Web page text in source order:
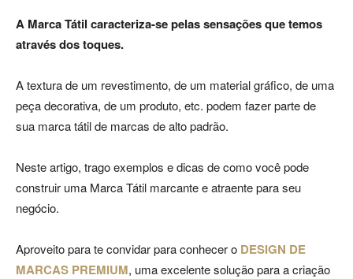
Rua
Haddock
Lobo,
A Marca Tátil caracteriza-se pelas sensações que temos
através dos toques.
A textura de um revestimento, de um material gráfico, de uma
peça decorativa, de um produto, etc. podem fazer parte de
sua marca tátil de marcas de alto padrão.
Neste artigo, trago exemplos e dicas de como você pode
construir uma Marca Tátil marcante e atraente para seu
negócio.
Aproveito para te convidar para conhecer o DESIGN DE
MARCAS PREMIUM, uma excelente solução para a criação